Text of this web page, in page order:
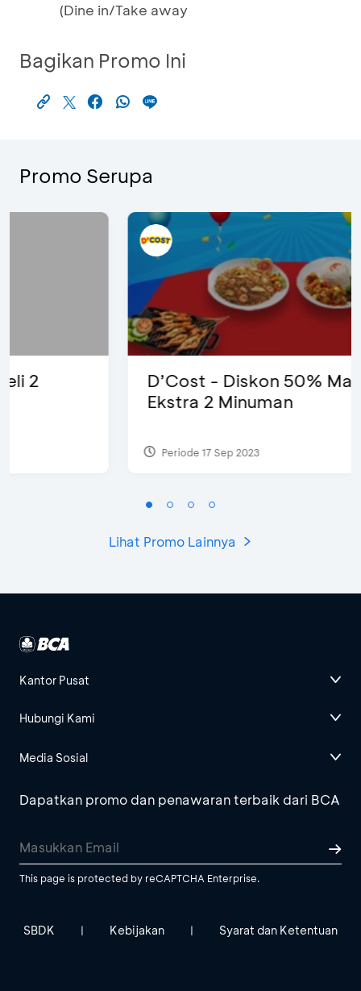
(Dine in/Take away
Bagikan Promo Ini
Promo Serupa
D’Cost - Diskon 50% Makanan &
Ekstra 2 Minuman
Periode 17 Sep 2023
Lihat Promo Lainnya
Kantor Pusat
Hubungi Kami
Media Sosial
Dapatkan promo dan penawaran terbaik dari BCA
This page is protected by reCAPTCHA Enterprise.
SBDK | Kebijakan | Syarat dan Ketentuan